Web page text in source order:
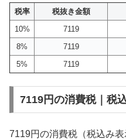
税率 税抜き金額
10%
7119
8%
7119
5%
7119
7119円の消費税｜税
7119円の消費税（税込み